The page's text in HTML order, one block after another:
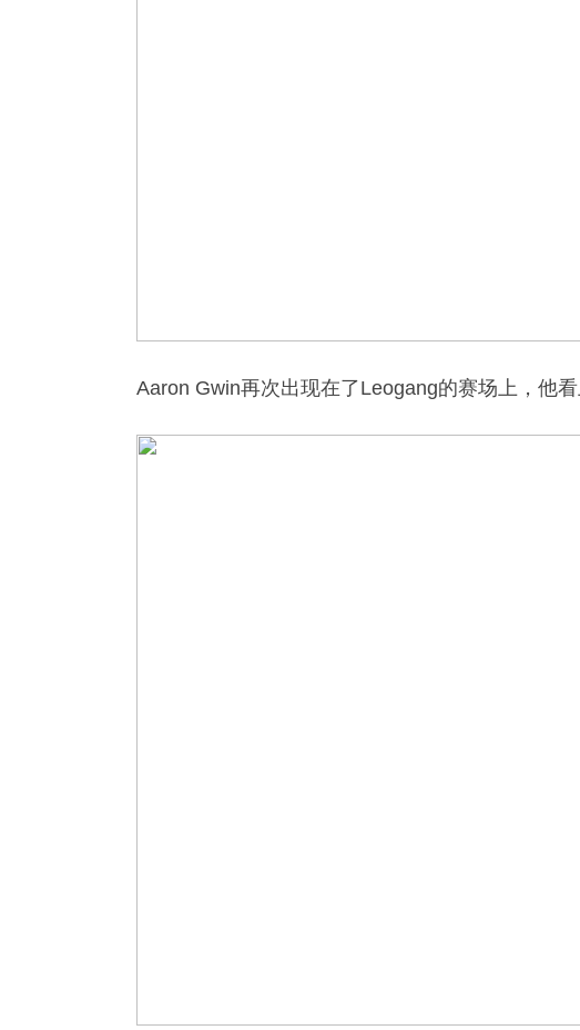
Aaron Gwin再次出现在了Leogang的赛场上，他看